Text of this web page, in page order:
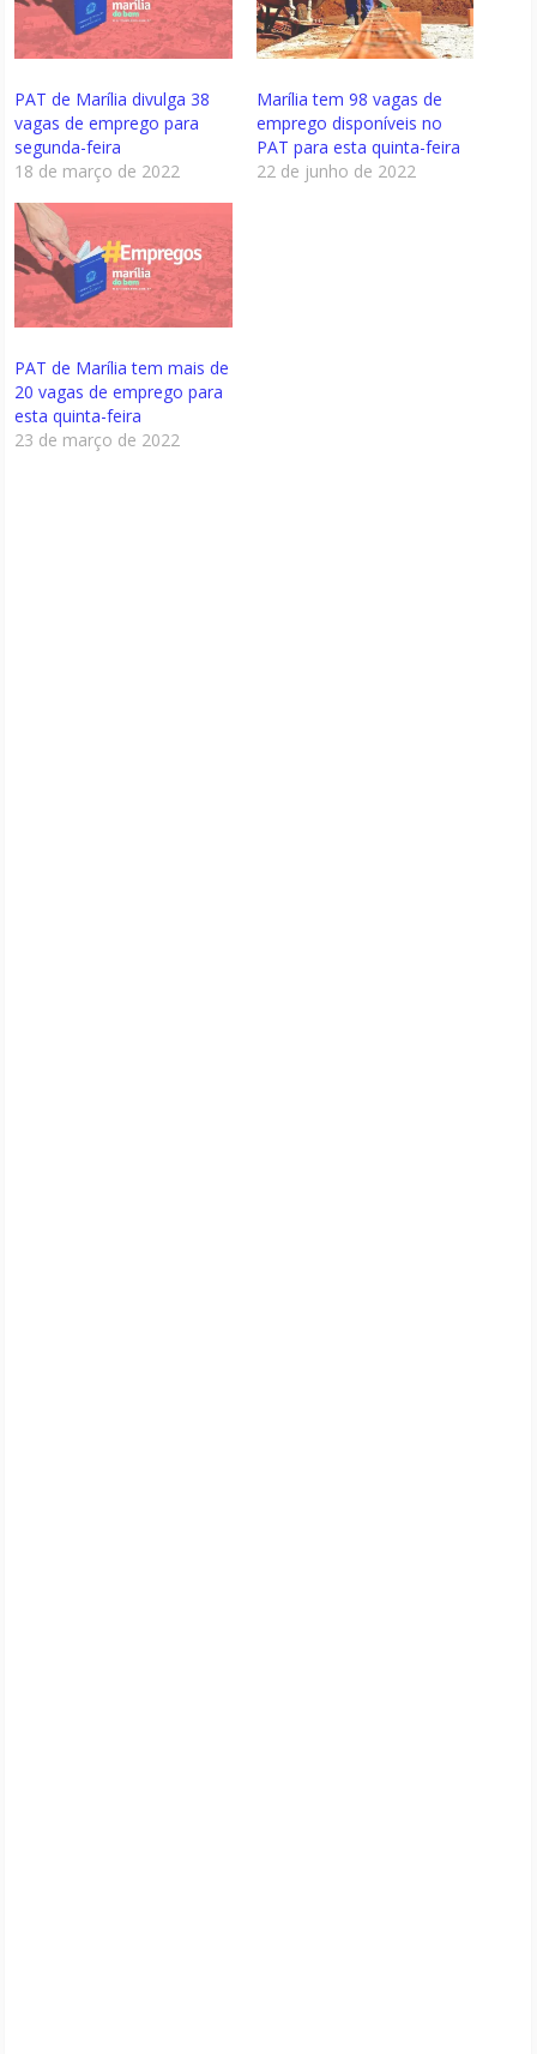
PAT de Marília divulga 38
vagas de emprego para
segunda-feira
18 de março de 2022
Marília tem 98 vagas de
emprego disponíveis no
PAT para esta quinta-feira
22 de junho de 2022
PAT de Marília tem mais de
20 vagas de emprego para
esta quinta-feira
23 de março de 2022